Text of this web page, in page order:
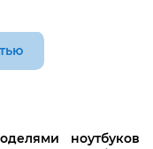
ноутбуков